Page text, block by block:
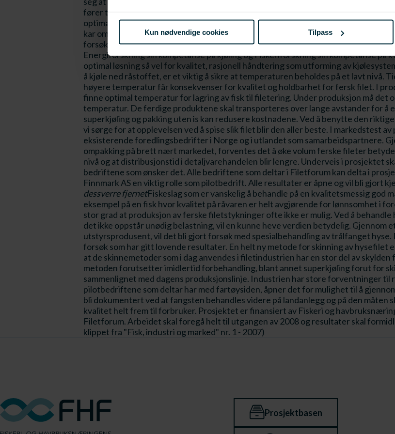
Kun nødvendige cookies Tilpass
fører til økt drypptap. Bedre styring av temperatur kan forhindre dette. I dette
optimal nedkjøling og beholde en slik temperatur så lenge fileten er i
kar om bord i trålere. Dette åpner for en ny måte å lagre fersk fisk og mulighet for
forsøk for å komme frem til en optimal kjøleløsning finne sted. Ved å kombinere
Energiforskning sin kompetanse på kjøling og Fiskeriforskning sin kompetanse på
optimal løsning så vel for kvalitet, rasjonell håndtering som utforming av
å kjøle ned råstoffet, er et viktig å sikre at temperaturen beholdes på et lavt nivå.
høyere temperatur får konsekvenser for kvalitet og holdbarhet for fersk filet. I
finne optimal temperatur for lagring av fisk til filetering. Under produksjon må det
temperatur. De ferdige produktene skal transporteres over lange avstander for å
superkjøling og pakking uten is kan redusere kostnadene. Ved å benytte den
vi sørge for at opplevelsen ved å spise slik filet blir den aller beste. I markedstest
eksisterende foredlingsbedrifter i Norge og i utlandet som samarbeidspartnere.
ompakking på brett nært markedet, forventes det å øke volum ferske fileter
nivå og at distribusjonstid i detaljvarehandelen blir lengre. Underveis i prosjektet
bedriftene som ønsker det. Alle bedriftene som deltar i Filetforum kan delta i
Finnmark AS en viktig rolle som pilotbedrift. Alle resultater er åpne og vil bli gjort
dessverre fjernetFiskeslag som er vanskelig å behandle på en kvalitetsmessig god
eksempel på en fisk hvor kvalitet på råvaren er helt avgjørende for lønnsomhet i
stor grad at produksjon av ferske filetstykninger ofte ikke er mulig. Ved å
det ikke oppstår unødig belastning, vil en kunne heve verdien betydelig. Gjennom
utstyrsprodusent, vil det bli gjort forsøk med spesialbehandling av trålfanget
forsøk som har gitt lovende resultater. En helt ny metode for skinning av hysefilet
at de skinnemetoder som i dag anvendes i filetindustrien har en stor del av
metoden forutsetter imidlertid forbehandling, blant annet superkjøling forut for
sammenlignet med dagens produksjonslinje. Industrien har store forventninger
pilotbedriftene som deltar har med fartøysiden, åpner det for mulighet til å
bli dokumentert ved at fangsten behandles videre på landanlegg og på den
kvalitet helt frem til forbruker. Prosjektet er finansiert av Fiskeri og
Filetforum. Arbeidet skal foregå helt til utgangen av 2008 og resultater skal
klippet fra "Fisk, industri og marked" nr. 1 - 2007)
Prosjektbasen